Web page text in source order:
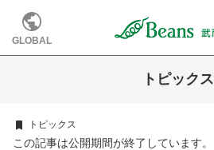
GLOBAL
トピックス
トピックス
この記事は公開期間が終了しています。